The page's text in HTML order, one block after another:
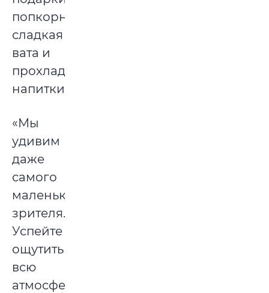
попкорн,
сладкая
вата и
прохладительные
напитки.
«Мы
удивим
даже
самого
маленького
зрителя.
Успейте
ощутить
всю
атмосферу